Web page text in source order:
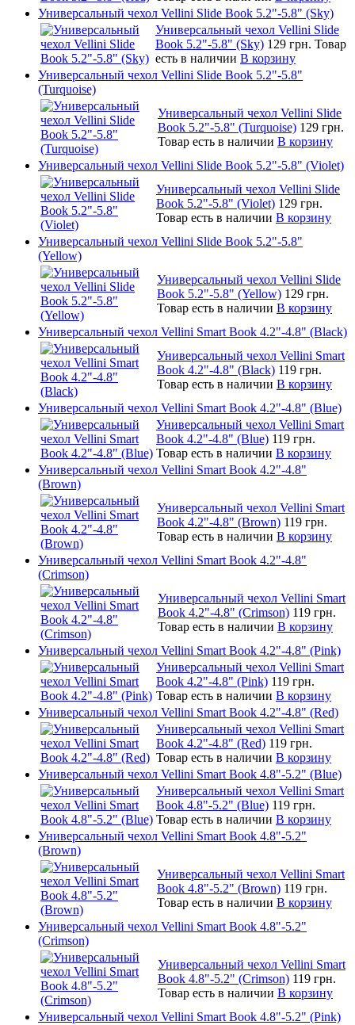
Универсальный чехол Vellini Slide Book 5.2"-5.8" (Sky)
Универсальный чехол Vellini Slide
Book 5.2"-5.8" (Sky) 129 грн. Товар
есть в наличии В корзину
Универсальный чехол Vellini Slide Book 5.2"-5.8"
(Turquoise)
Универсальный чехол Vellini Slide
Book 5.2"-5.8" (Turquoise) 129 грн.
Товар есть в наличии В корзину
Универсальный чехол Vellini Slide Book 5.2"-5.8" (Violet)
Универсальный чехол Vellini Slide
Book 5.2"-5.8" (Violet) 129 грн.
Товар есть в наличии В корзину
Универсальный чехол Vellini Slide Book 5.2"-5.8"
(Yellow)
Универсальный чехол Vellini Slide
Book 5.2"-5.8" (Yellow) 129 грн.
Товар есть в наличии В корзину
Универсальный чехол Vellini Smart Book 4.2"-4.8" (Black)
Универсальный чехол Vellini Smart
Book 4.2"-4.8" (Black) 119 грн.
Товар есть в наличии В корзину
Универсальный чехол Vellini Smart Book 4.2"-4.8" (Blue)
Универсальный чехол Vellini Smart
Book 4.2"-4.8" (Blue) 119 грн.
Товар есть в наличии В корзину
Универсальный чехол Vellini Smart Book 4.2"-4.8"
(Brown)
Универсальный чехол Vellini Smart
Book 4.2"-4.8" (Brown) 119 грн.
Товар есть в наличии В корзину
Универсальный чехол Vellini Smart Book 4.2"-4.8"
(Crimson)
Универсальный чехол Vellini Smart
Book 4.2"-4.8" (Crimson) 119 грн.
Товар есть в наличии В корзину
Универсальный чехол Vellini Smart Book 4.2"-4.8" (Pink)
Универсальный чехол Vellini Smart
Book 4.2"-4.8" (Pink) 119 грн.
Товар есть в наличии В корзину
Универсальный чехол Vellini Smart Book 4.2"-4.8" (Red)
Универсальный чехол Vellini Smart
Book 4.2"-4.8" (Red) 119 грн.
Товар есть в наличии В корзину
Универсальный чехол Vellini Smart Book 4.8"-5.2" (Blue)
Универсальный чехол Vellini Smart
Book 4.8"-5.2" (Blue) 119 грн.
Товар есть в наличии В корзину
Универсальный чехол Vellini Smart Book 4.8"-5.2"
(Brown)
Универсальный чехол Vellini Smart
Book 4.8"-5.2" (Brown) 119 грн.
Товар есть в наличии В корзину
Универсальный чехол Vellini Smart Book 4.8"-5.2"
(Crimson)
Универсальный чехол Vellini Smart
Book 4.8"-5.2" (Crimson) 119 грн.
Товар есть в наличии В корзину
Универсальный чехол Vellini Smart Book 4.8"-5.2" (Pink)